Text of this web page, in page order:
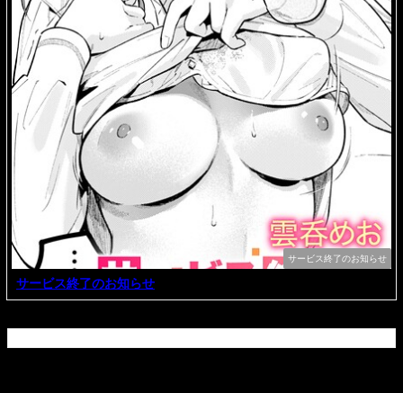
サービス終了のお知らせ
サービス終了のお知らせ